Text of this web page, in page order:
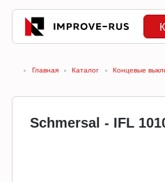
Главная Каталог Концевые
Schmersal - IFL